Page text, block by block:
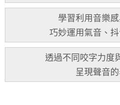
學習利用音樂
巧妙運用氣音、
透過不同咬字力度
呈現聲音